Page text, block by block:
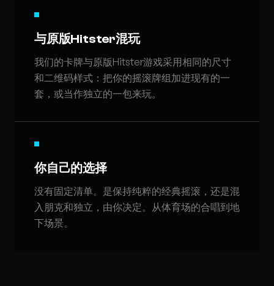
与原版Hitster混玩
我们的卡牌与原版Hitster游戏采用相同的尺寸
和二维码样式：把你的摇滚牌组加进现有的一
套，或当作独立的一包来玩。
你自己的选择
没有固定清单。是保持纯粹的经典摇滚，还是混
入朋克和独立，由你决定。从体育场的合唱到地
下场景。